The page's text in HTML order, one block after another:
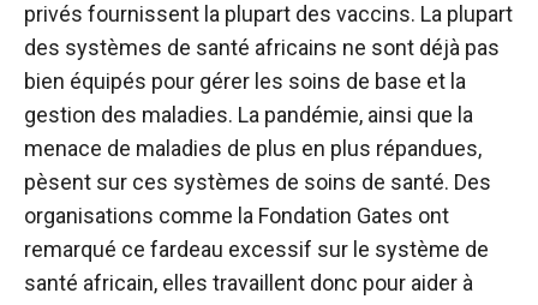
privés fournissent la plupart des vaccins. La plupart
des systèmes de santé africains ne sont déjà pas
bien équipés pour gérer les soins de base et la
gestion des maladies. La pandémie, ainsi que la
menace de maladies de plus en plus répandues,
pèsent sur ces systèmes de soins de santé. Des
organisations comme la Fondation Gates ont
remarqué ce fardeau excessif sur le système de
santé africain, elles travaillent donc pour aider à